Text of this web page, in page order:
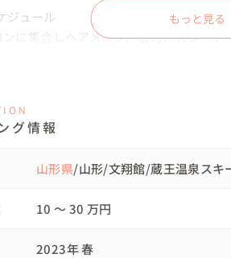
ジュール
ンに集合しヘアメイク、着付けスタート
着、蔵王ロープウェイにて山頂へ行き
ほぼ貸切でした）
切でした）
了
もっと見る
グ情報
山形県/山形/文翔館/蔵王温泉スキ
10 〜 30 万円
2023年 春